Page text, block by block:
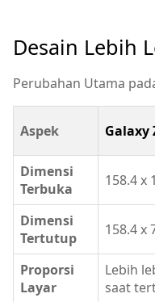
Desain Lebih
Perubahan Utama
Aspek Galaxy
Dimensi
Terbuka
158.4 x
Dimensi
Tertutup
158.4 x
Proporsi
Layar
Lebih
saat